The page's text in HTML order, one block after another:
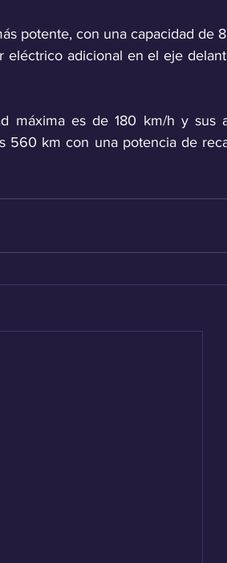
potente, con una capacidad de
eléctrico adicional en el eje
máxima es de 180 km/h y sus
560 km con una potencia de